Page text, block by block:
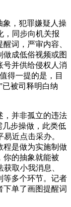
，犯罪嫌疑人操
，同步向机关报
词，严审内容、
做成低俗视频或图
号并供给侵权人消
得一提的是，目
已被司释明白纳
，并非孤立的违法
几步操做，此类低
近点击采办。
程是做为实施制做
你的抽象就能被
取小我消息、
等多个环节。记者
下单了画图提醒词